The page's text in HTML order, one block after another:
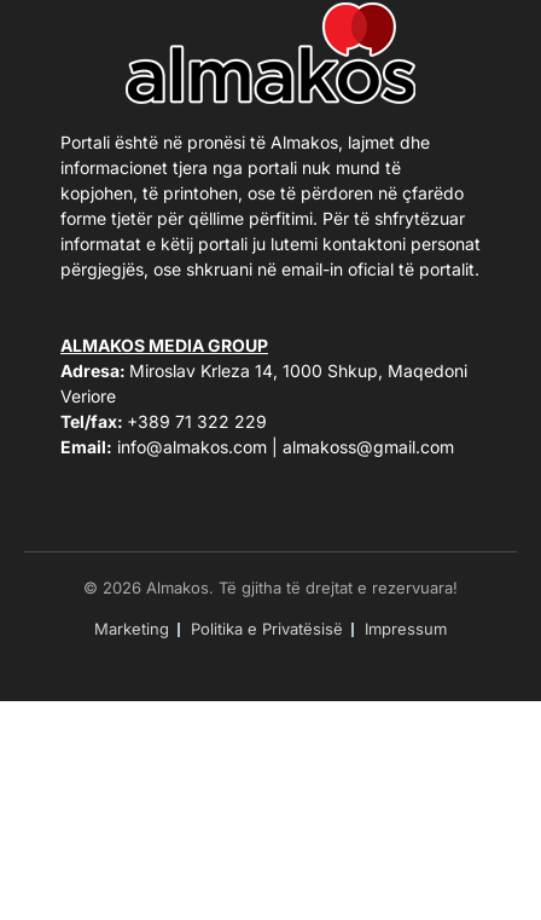
Portali është në pronësi të Almakos, lajmet dhe
informacionet tjera nga portali nuk mund të
kopjohen, të printohen, ose të përdoren në çfarëdo
forme tjetër për qëllime përfitimi. Për të shfrytëzuar
informatat e këtij portali ju lutemi kontaktoni personat
përgjegjës, ose shkruani në email-in oficial të portalit.
ALMAKOS MEDIA GROUP
Adresa: Miroslav Krleza 14, 1000 Shkup, Maqedoni
Veriore
Tel/fax: +389 71 322 229
Email: info@almakos.com almakoss@gmail.com
© 2026 Almakos. Të gjitha të drejtat e rezervuara!
Marketing Politika e Privatësisë Impressum